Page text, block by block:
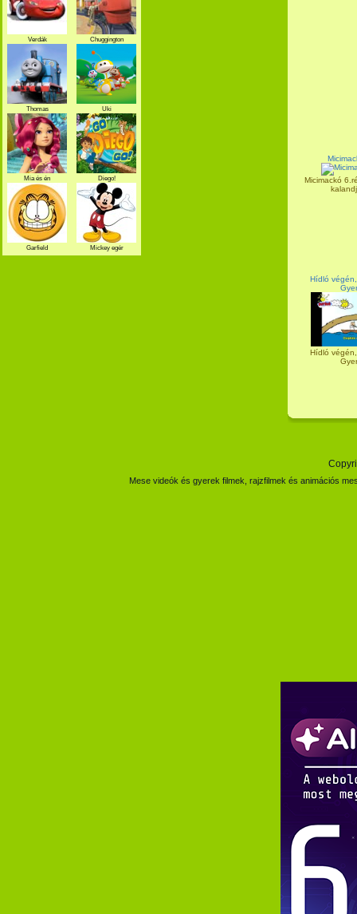
Micimackó
Hídló
Hídló
Verdák Chuggington
Thomas Uki
Mia és én Diego!
Garfield Mickey egér
Mese videók és gyerek filmek, rajzfilmek és animációs